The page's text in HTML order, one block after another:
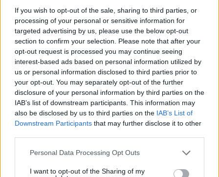
If you wish to opt-out of the sale, sharing to third parties, or
processing of your personal or sensitive information for
targeted advertising by us, please use the below opt-out
section to confirm your selection. Please note that after your
opt-out request is processed you may continue seeing
interest-based ads based on personal information utilized by
us or personal information disclosed to third parties prior to
your opt-out. You may separately opt-out of the further
disclosure of your personal information by third parties on the
IAB’s list of downstream participants. This information may
also be disclosed by us to third parties on the IAB’s List of
Downstream Participants that may further disclose it to other
Please note that this website/app uses one or more Google
not limited to your visit or usage behaviour. You may click to
Personal Data Processing Opt Outs
I want to opt-out of the Sharing of my
Επαγγελματική Εκπαίδευση & Εξειδίκευση: Το Mοντέλο που
σε Bάζει στην Aγορά Eργασίας
26.07.2026, 09:54
ΣΧΟΛΙΑ(5)
ΠΡΟΣΘΗΚΗ ΣΧΟΛΙΟΥ
17.06.2026, 15:11
διάδοχος του Νορβηγικού βασιλειου! Μετα τους